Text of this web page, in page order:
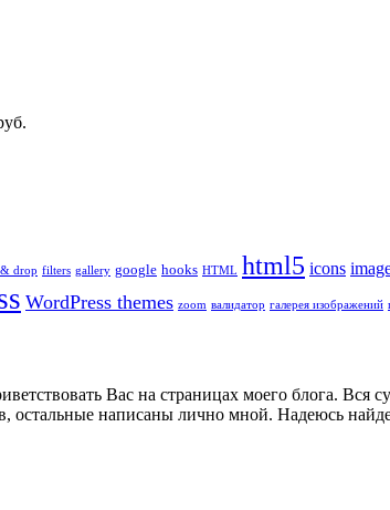
drop filters gallery google hooks HTML html5 icons
WordPress themes zoom валидатор галерея изображений
Вас на страницах моего блога.
остальные написаны лично мной. Надеюсь